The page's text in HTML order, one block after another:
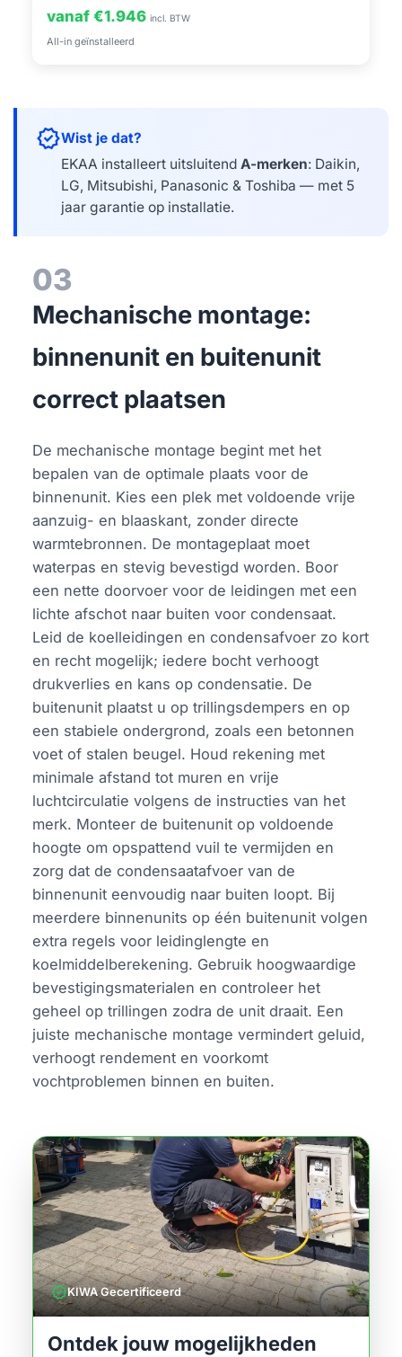
vanaf €1.946 incl. BTW
All-in geïnstalleerd
verifiedWist je dat?
EKAA installeert uitsluitendA-merken: Daikin,
LG, Mitsubishi, Panasonic & Toshiba — met 5
jaar garantie op installatie.
03
Mechanische montage:
binnenunit en buitenunit
correct plaatsen
De mechanische montage begint met het
bepalen van de optimale plaats voor de
binnenunit. Kies een plek met voldoende vrije
aanzuig- en blaaskant, zonder directe
warmtebronnen. De montageplaat moet
waterpas en stevig bevestigd worden. Boor
een nette doorvoer voor de leidingen met een
lichte afschot naar buiten voor condensaat.
Leid de koelleidingen en condensafvoer zo kort
en recht mogelijk; iedere bocht verhoogt
drukverlies en kans op condensatie. De
buitenunit plaatst u op trillingsdempers en op
een stabiele ondergrond, zoals een betonnen
voet of stalen beugel. Houd rekening met
minimale afstand tot muren en vrije
luchtcirculatie volgens de instructies van het
merk. Monteer de buitenunit op voldoende
hoogte om opspattend vuil te vermijden en
zorg dat de condensaatafvoer van de
binnenunit eenvoudig naar buiten loopt. Bij
meerdere binnenunits op één buitenunit volgen
extra regels voor leidinglengte en
koelmiddelberekening. Gebruik hoogwaardige
bevestigingsmaterialen en controleer het
geheel op trillingen zodra de unit draait. Een
juiste mechanische montage vermindert geluid,
verhoogt rendement en voorkomt
vochtproblemen binnen en buiten.
verifiedKIWA Gecertificeerd
Ontdek jouw mogelijkheden